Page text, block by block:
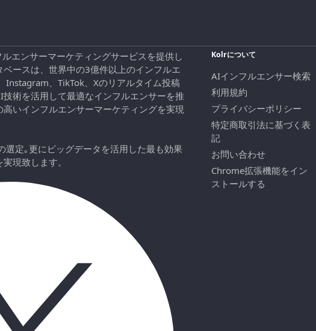
エンサーマーケティングサービスを提供し
ースは、世界中の3億件以上のインフルエ
Instagram、TikTok、Xのリアルタイム投稿
術を活用して最適なインフルエンサーを推
いインフルエンサーマーケティングを実現
定｡更にビッグデータを活用した最も効果
現致します。
Kolrについて
AIインフルエンサー検索
利用規約
プライバシーポリシー
特定商取引法に基づく表
記
お問い合わせ
Chrome拡張機能をイン
ストールする